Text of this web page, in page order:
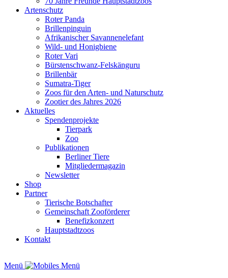
Artenschutz
Roter Panda
Brillenpinguin
Afrikanischer Savannenelefant
Wild- und Honigbiene
Roter Vari
Bürstenschwanz-Felskänguru
Brillenbär
Sumatra-Tiger
Zoos für den Arten- und Naturschutz
Zootier des Jahres 2026
Aktuelles
Spendenprojekte
Tierpark
Zoo
Publikationen
Berliner Tiere
Mitgliedermagazin
Newsletter
Shop
Partner
Tierische Botschafter
Gemeinschaft Zooförderer
Benefizkonzert
Hauptstadtzoos
Kontakt
Menü